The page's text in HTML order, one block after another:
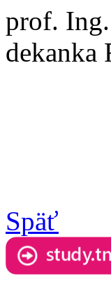
prof.
dekanka
Späť